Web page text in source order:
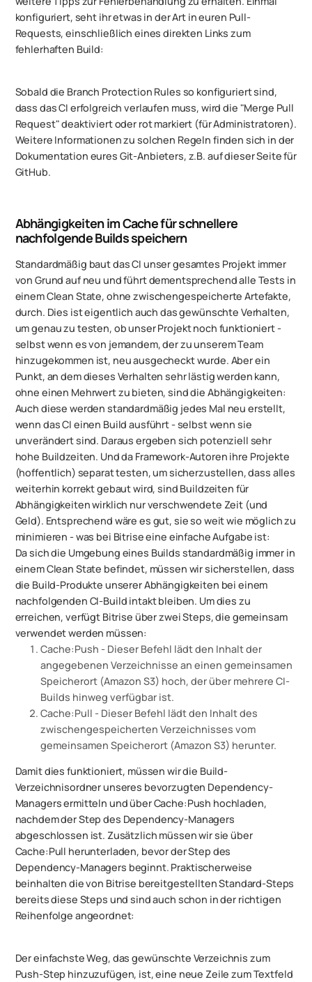
konfiguriert, seht ihr etwas in der Art in euren Pull-
Requests, einschließlich eines direkten Links zum
fehlerhaften Build:
Sobald die Branch Protection Rules so konfiguriert sind,
dass das CI erfolgreich verlaufen muss, wird die "Merge Pull
Request" deaktiviert oder rot markiert (für Administratoren).
Weitere Informationen zu solchen Regeln finden sich in der
Dokumentation eures Git-Anbieters, z.B. auf dieser Seite für
GitHub.
Abhängigkeiten im Cache für schnellere
nachfolgende Builds speichern
Standardmäßig baut das CI unser gesamtes Projekt immer
von Grund auf neu und führt dementsprechend alle Tests in
einem Clean State, ohne zwischengespeicherte Artefakte,
durch. Dies ist eigentlich auch das gewünschte Verhalten,
um genau zu testen, ob unser Projekt noch funktioniert -
selbst wenn es von jemandem, der zu unserem Team
hinzugekommen ist, neu ausgecheckt wurde. Aber ein
Punkt, an dem dieses Verhalten sehr lästig werden kann,
ohne einen Mehrwert zu bieten, sind die Abhängigkeiten:
Auch diese werden standardmäßig jedes Mal neu erstellt,
wenn das CI einen Build ausführt - selbst wenn sie
unverändert sind. Daraus ergeben sich potenziell sehr
hohe Buildzeiten. Und da Framework-Autoren ihre Projekte
(hoffentlich) separat testen, um sicherzustellen, dass alles
weiterhin korrekt gebaut wird, sind Buildzeiten für
Abhängigkeiten wirklich nur verschwendete Zeit (und
Geld). Entsprechend wäre es gut, sie so weit wie möglich zu
minimieren - was bei Bitrise eine einfache Aufgabe ist:
Da sich die Umgebung eines Builds standardmäßig immer in
einem Clean State befindet, müssen wir sicherstellen, dass
die Build-Produkte unserer Abhängigkeiten bei einem
nachfolgenden CI-Build intakt bleiben. Um dies zu
erreichen, verfügt Bitrise über zwei Steps, die gemeinsam
verwendet werden müssen:
Cache:Push - Dieser Befehl lädt den Inhalt der
angegebenen Verzeichnisse an einen gemeinsamen
Speicherort (Amazon S3) hoch, der über mehrere CI-
Builds hinweg verfügbar ist.
Cache:Pull - Dieser Befehl lädt den Inhalt des
zwischengespeicherten Verzeichnisses vom
gemeinsamen Speicherort (Amazon S3) herunter.
Damit dies funktioniert, müssen wir die Build-
Verzeichnisordner unseres bevorzugten Dependency-
Managers ermitteln und über Cache:Push hochladen,
nachdemder Step des Dependency-Managers
abgeschlossen ist. Zusätzlich müssen wir sie über
Cache:Pull herunterladen, bevorder Step des
Dependency-Managers beginnt. Praktischerweise
beinhalten die von Bitrise bereitgestellten Standard-Steps
bereits diese Steps und sind auch schon in der richtigen
Reihenfolge angeordnet:
Der einfachste Weg, das gewünschte Verzeichnis zum
Push-Step hinzuzufügen, ist, eine neue Zeile zum Textfeld